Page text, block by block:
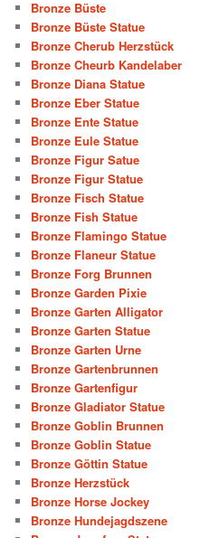
Bronze Büste
Bronze Büste Statue
Bronze Cherub Herzstück
Bronze Cheurb Kandelaber
Bronze Diana Statue
Bronze Eber Statue
Bronze Ente Statue
Bronze Eule Statue
Bronze Figur Satue
Bronze Figur Statue
Bronze Fisch Statue
Bronze Fish Statue
Bronze Flamingo Statue
Bronze Flaneur Statue
Bronze Forg Brunnen
Bronze Garden Pixie
Bronze Garten Alligator
Bronze Garten Statue
Bronze Garten Urne
Bronze Gartenbrunnen
Bronze Gartenfigur
Bronze Gladiator Statue
Bronze Goblin Brunnen
Bronze Goblin Statue
Bronze Göttin Statue
Bronze Herzstück
Bronze Horse Jockey
Bronze Hundejagdszene